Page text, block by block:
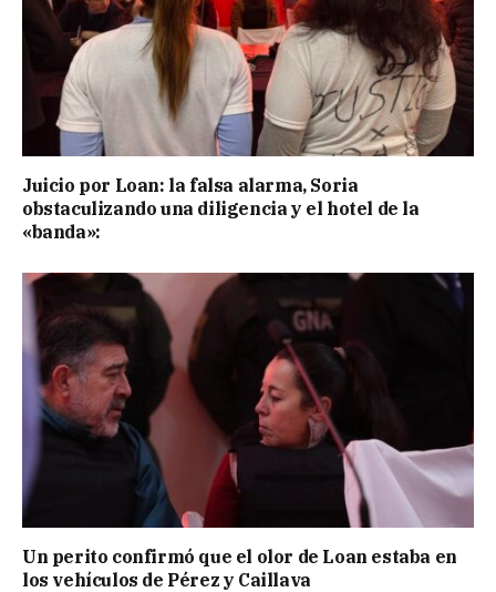
Juicio por Loan: la falsa alarma, Soria
obstaculizando una diligencia y el hotel de la
«banda»:
Un perito confirmó que el olor de Loan estaba en
los vehículos de Pérez y Caillava